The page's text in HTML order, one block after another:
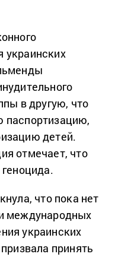
украинских
в другую, что
паспортизацию,
детей.
отмечает, что
что пока нет
международных
украинских
принять